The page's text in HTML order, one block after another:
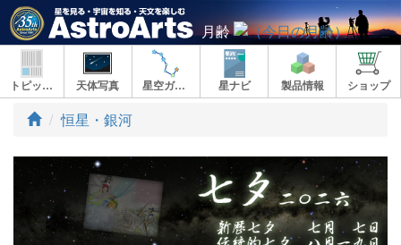
月齢
トピックス 天体写真 星空ガイド 星ナビ 製品情報 ショップ
ト
プ
恒星・銀河